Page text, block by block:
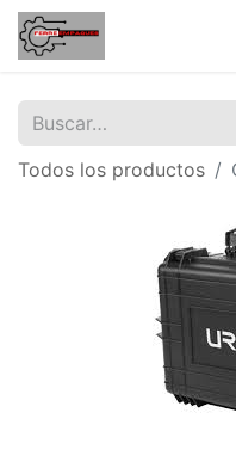
Todos los productos